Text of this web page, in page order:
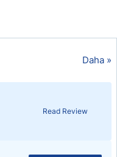
Daha »
Read Review